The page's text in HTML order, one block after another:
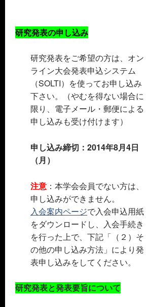
研究発表の申し込み
研究発表をご希望の方は、オン
ライン大会発表申込システム
（SOLTI）を使ってお申し込み
下さい。（やむを得ない場合に
限り、電子メール・郵便による
申し込みも受け付けます）
申し込み締切：2014年8月4日
（月）
注意 ：本学会会員でない方は、
申し込みができません。
入会案内ページで入会申込用紙
をダウンロードし、入会手続き
を行った上で、下記「（２）そ
の他の申し込み方法」により発
表申し込みをしてください。
研究発表と発表要旨について